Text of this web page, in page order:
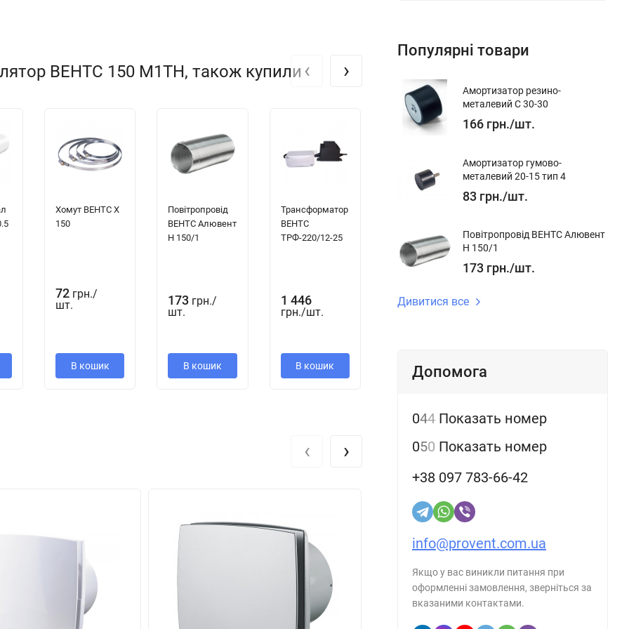
принадлежности). Блок управления поставляется отдельно.
задержки выключения позволяет вентилятору работать в теченииот 2 до
ВЕНТС 150 М1ТН, також купили
Хомут ВЕНТС Х
150
72 грн./
шт.
В кошик
Повітропровід
ВЕНТС Алювент
Н 150/1
173 грн./
шт.
В кошик
Трансформатор
ВЕНТС
ТРФ-220/12-25
1 446
грн./шт.
В кошик
АЛТ 050/10
138 грн./
шт.
В кошик
ВЕНТС БУ-1-60
‹ ›
‹ ›
Популярні товари
Амортизатор резино-
металевий С 30-30
166 грн./шт.
Амортизатор гумово-
металевий 20-15 тип 4
83 грн./шт.
Повітропровід ВЕНТС Алювент
Н 150/1
173 грн./шт.
Дивитися все
Допомога
044 Показать номер
050 Показать номер
+38 097 783-66-42
info@provent.com.ua
Якщо у вас виникли питання при
оформленні замовлення, зверніться за
вказаними контактами.